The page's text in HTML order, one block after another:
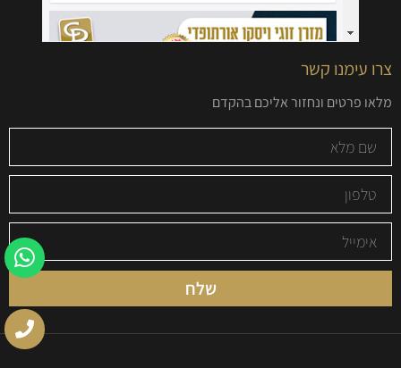
צרו עימנו קשר
מלאו פרטים ונחזור אליכם בהקדם
שלח